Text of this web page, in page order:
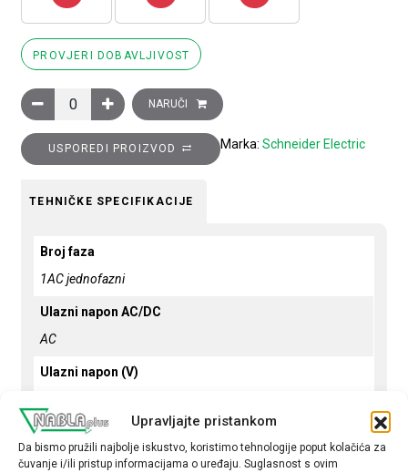
Upravljajte pristankom
Da bismo pružili najbolje iskustvo, koristimo tehnologije poput kolačića za
čuvanje i/ili pristup informacijama o uređaju. Suglasnost s ovim
PROVJERI DOBAVLJIVOST
Ispravljač, 1 ili 2-faze - 100...240 V AC - 24 V - 2.5 A količina
NARUČI
USPOREDI PROIZVOD Marka: Schneider Electric
TEHNIČKE SPECIFIKACIJE
Broj faza
1AC jednofazni
Ulazni napon AC/DC
AC
Ulazni napon (V)
Podesivi izlazni napon
Ne